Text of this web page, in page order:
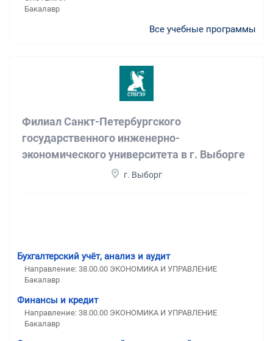
Бакалавр
Все учебные программы
Филиал Санкт-Петербургского
государственного инженерно-
экономического университета в г. Выборге
г. Выборг
Бухгалтерский учёт, анализ и аудит
Направление: 38.00.00 ЭКОНОМИКА И УПРАВЛЕНИЕ
Бакалавр
Финансы и кредит
Направление: 38.00.00 ЭКОНОМИКА И УПРАВЛЕНИЕ
Бакалавр